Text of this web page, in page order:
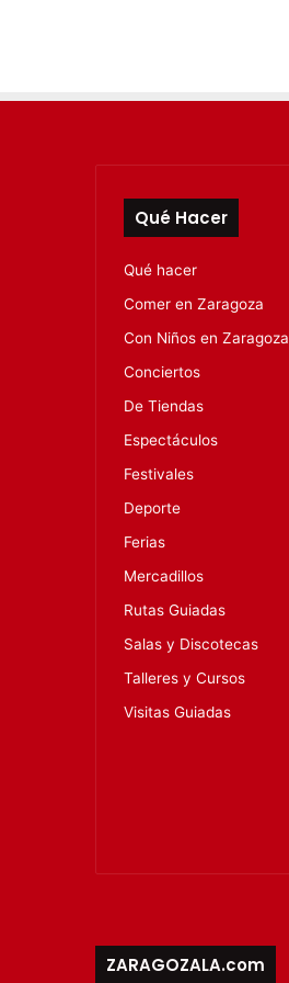
Qué Hacer
Qué hacer
Comer en Zaragoza
Con Niños en Zaragoza
Conciertos
De Tiendas
Espectáculos
Festivales
Deporte
Ferias
Mercadillos
Rutas Guiadas
Salas y Discotecas
Talleres y Cursos
Visitas Guiadas
ZARAGOZALA.com